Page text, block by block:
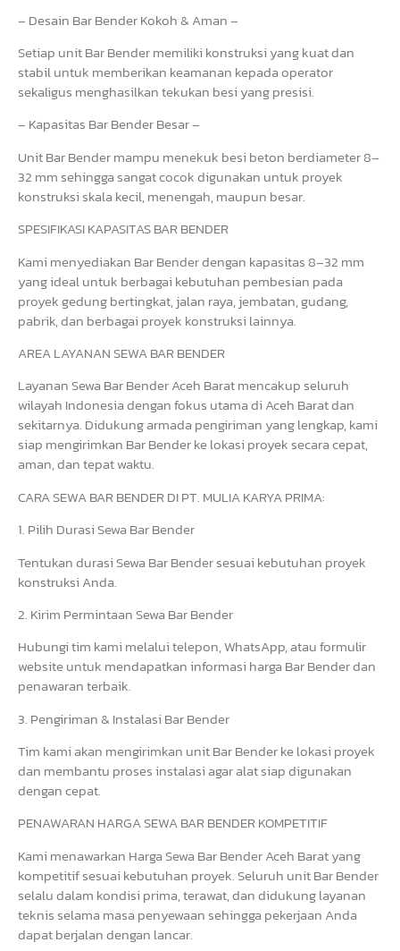
– Desain Bar Bender Kokoh & Aman –
Setiap unit Bar Bender memiliki konstruksi yang kuat dan
stabil untuk memberikan keamanan kepada operator
sekaligus menghasilkan tekukan besi yang presisi.
– Kapasitas Bar Bender Besar –
Unit Bar Bender mampu menekuk besi beton berdiameter 8–
32 mm sehingga sangat cocok digunakan untuk proyek
konstruksi skala kecil, menengah, maupun besar.
SPESIFIKASI KAPASITAS BAR BENDER
Kami menyediakan Bar Bender dengan kapasitas 8–32 mm
yang ideal untuk berbagai kebutuhan pembesian pada
proyek gedung bertingkat, jalan raya, jembatan, gudang,
pabrik, dan berbagai proyek konstruksi lainnya.
AREA LAYANAN SEWA BAR BENDER
Layanan Sewa Bar Bender Aceh Barat mencakup seluruh
wilayah Indonesia dengan fokus utama di Aceh Barat dan
sekitarnya. Didukung armada pengiriman yang lengkap, kami
siap mengirimkan Bar Bender ke lokasi proyek secara cepat,
aman, dan tepat waktu.
CARA SEWA BAR BENDER DI PT. MULIA KARYA PRIMA:
1. Pilih Durasi Sewa Bar Bender
Tentukan durasi Sewa Bar Bender sesuai kebutuhan proyek
konstruksi Anda.
2. Kirim Permintaan Sewa Bar Bender
Hubungi tim kami melalui telepon, WhatsApp, atau formulir
website untuk mendapatkan informasi harga Bar Bender dan
penawaran terbaik.
3. Pengiriman & Instalasi Bar Bender
Tim kami akan mengirimkan unit Bar Bender ke lokasi proyek
dan membantu proses instalasi agar alat siap digunakan
dengan cepat.
PENAWARAN HARGA SEWA BAR BENDER KOMPETITIF
Kami menawarkan Harga Sewa Bar Bender Aceh Barat yang
kompetitif sesuai kebutuhan proyek. Seluruh unit Bar Bender
selalu dalam kondisi prima, terawat, dan didukung layanan
teknis selama masa penyewaan sehingga pekerjaan Anda
dapat berjalan dengan lancar.